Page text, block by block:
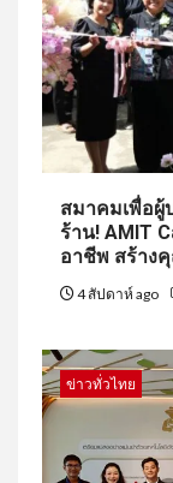
สมาคมเพื่อผู้
ร้าน! AMIT
อาชีพ สร้าง
4 สัปดาห์ ago
ข่าวทั่วไทย